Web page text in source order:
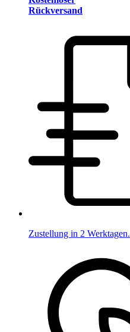
Rückversand
Zustellung in 2 Werktagen.